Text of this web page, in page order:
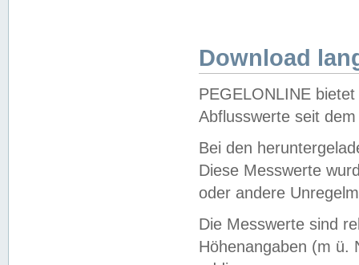
Download
PEGELONLINE
Abflusswerte seit
Bei den
Diese Messwerte
oder andere
Die Messwerte sind
Höhenangaben (m ü.